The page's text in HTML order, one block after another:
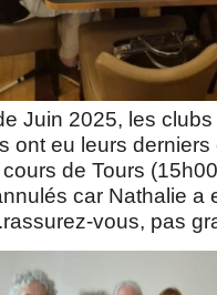
Juin 2025, les
ont eu leurs
de Tours
car Nathalie a
vous, pas